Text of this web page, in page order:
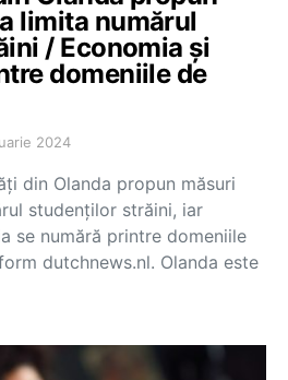
limita numărul
/ Economia și
domeniile de
2024
din Olanda propun măsuri
studenților străini, iar
se numără printre domeniile
dutchnews.nl. Olanda este